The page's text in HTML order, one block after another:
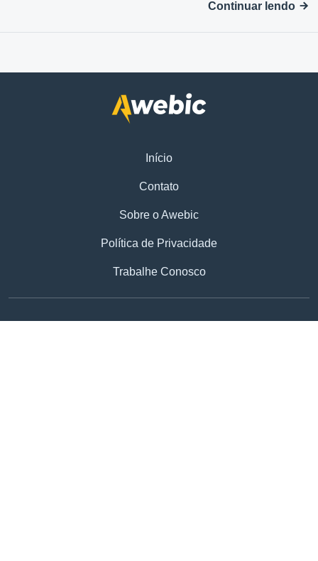
Continuar lendo
Início
Contato
Sobre o Awebic
Política de Privacidade
Trabalhe Conosco